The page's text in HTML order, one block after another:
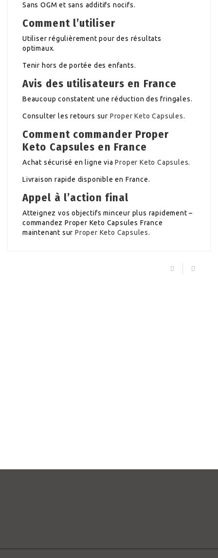
Sans OGM et sans additifs nocifs.
Comment l’utiliser
Utiliser régulièrement pour des résultats
optimaux.
Tenir hors de portée des enfants.
Avis des utilisateurs en France
Beaucoup constatent une réduction des fringales.
Consulter les retours sur Proper Keto Capsules.
Comment commander Proper
Keto Capsules en France
Achat sécurisé en ligne viaProper Keto Capsules.
Livraison rapide disponible en France.
Appel à l’action final
Atteignez vos objectifs minceur plus rapidement –
commandez Proper Keto Capsules France
maintenant surProper Keto Capsules.